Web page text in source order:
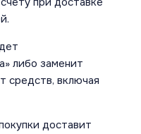
либо заменит
средств, включая
доставит